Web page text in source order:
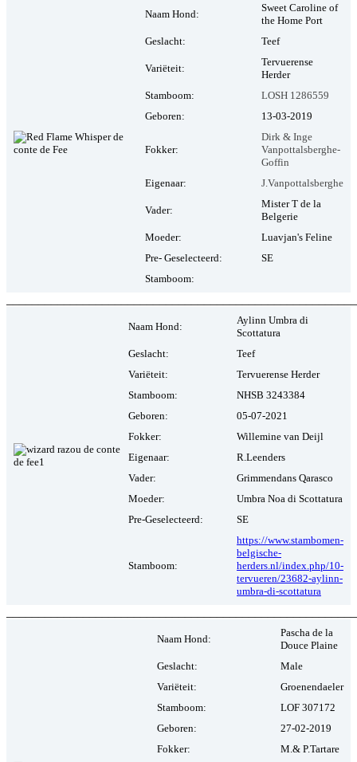
Naam Hond:
Sweet Caroline of
the Home Port
Geslacht:
Teef
Variëteit:
Tervuerense
Herder
Stamboom:
LOSH 1286559
Geboren:
13-03-2019
Fokker:
Dirk & Inge
Vanpottalsberghe-
Goffin
Eigenaar:
J.Vanpottalsberghe
Vader:
Mister T de la
Belgerie
Moeder:
Luavjan's Feline
Pre- Geselecteerd:
SE
Stamboom:
Naam Hond:
Aylinn Umbra di
Scottatura
Geslacht:
Teef
Variëteit:
Tervuerense Herder
Stamboom:
NHSB 3243384
Geboren:
05-07-2021
Fokker:
Willemine van Deijl
Eigenaar:
R.Leenders
Vader:
Grimmendans Qarasco
Moeder:
Umbra Noa di Scottatura
Pre-Geselecteerd:
SE
Stamboom:
https://www.stambomen-
belgische-
herders.nl/index.php/10-
tervueren/23682-aylinn-
umbra-di-scottatura
Naam Hond:
Pascha de la
Douce Plaine
Geslacht:
Male
Variëteit:
Groenendaeler
Stamboom:
LOF 307172
Geboren:
27-02-2019
Fokker:
M.& P.Tartare